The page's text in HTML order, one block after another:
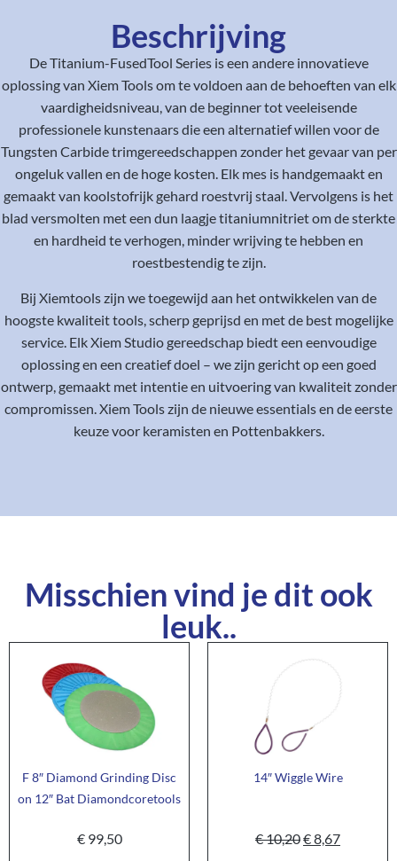
Beschrijving
De Titanium-FusedTool Series is een andere innovatieve
oplossing van Xiem Tools om te voldoen aan de behoeften van elk
vaardigheidsniveau, van de beginner tot veeleisende
professionele kunstenaars die een alternatief willen voor de
Tungsten Carbide trimgereedschappen zonder het gevaar van per
ongeluk vallen en de hoge kosten. Elk mes is handgemaakt en
gemaakt van koolstofrijk gehard roestvrij staal. Vervolgens is het
blad versmolten met een dun laagje titaniumnitriet om de sterkte
en hardheid te verhogen, minder wrijving te hebben en
roestbestendig te zijn.
Bij Xiemtools zijn we toegewijd aan het ontwikkelen van de
hoogste kwaliteit tools, scherp geprijsd en met de best mogelijke
service. Elk Xiem Studio gereedschap biedt een eenvoudige
oplossing en een creatief doel – we zijn gericht op een goed
ontwerp, gemaakt met intentie en uitvoering van kwaliteit zonder
compromissen. Xiem Tools zijn de nieuwe essentials en de eerste
keuze voor keramisten en Pottenbakkers.
Misschien vind je dit ook
leuk..
F 8″ Diamond Grinding Disc
on 12″ Bat Diamondcoretools
€99,50
14″ Wiggle Wire
€10,20€8,67